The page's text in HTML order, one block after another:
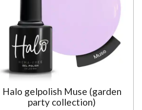
Halo gelpolish Muse (garden
party collection)